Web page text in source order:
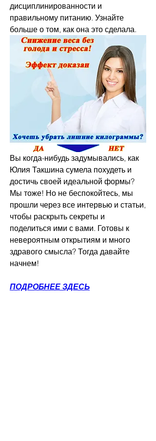
дисциплинированности и
правильному питанию. Узнайте
больше о том, как она это сделала.
Вы когда-нибудь задумывались, как
Юлия Такшина сумела похудеть и
достичь своей идеальной формы?
Мы тоже! Но не беспокойтесь, мы
прошли через все интервью и статьи,
чтобы раскрыть секреты и
поделиться ими с вами. Готовы к
невероятным открытиям и много
здравого смысла? Тогда давайте
начнем!
ПОДРОБНЕЕ ЗДЕСЬ